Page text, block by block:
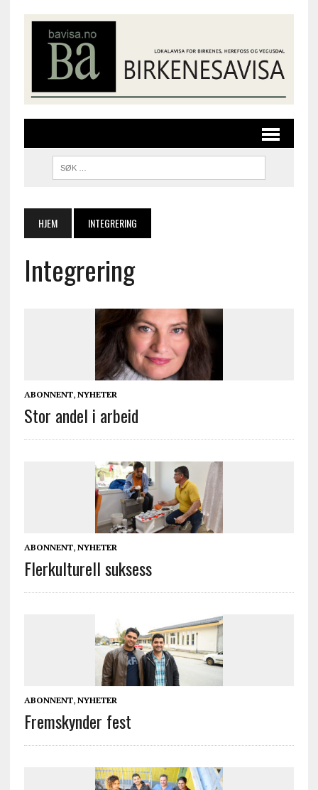
HJEM INTEGRERING
Integrering
ABONNENT, NYHETER
Stor andel i arbeid
ABONNENT, NYHETER
Flerkulturell suksess
ABONNENT, NYHETER
Fremskynder fest